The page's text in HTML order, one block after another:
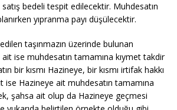
satış bedeli tespit edilecektir. Muhdesatın
yıpranma payı düşülecektir.
edilen taşınmazın üzerinde bulunan
ise muhdesatın tamamına kıymet takdir
bir kısmı Hazineye, bir kısmı irtifak hakkı
ise Hazineye ait muhdesatın tamamına
şahsa ait olup da Hazineye geçmesi